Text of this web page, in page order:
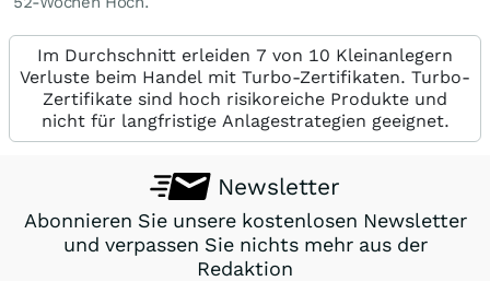
Im Durchschnitt erleiden 7 von 10 Kleinanlegern
Verluste beim Handel mit Turbo-Zertifikaten. Turbo-
Zertifikate sind hoch risikoreiche Produkte und
nicht für langfristige Anlagestrategien geeignet.
Newsletter
Abonnieren Sie unsere kostenlosen Newsletter
und verpassen Sie nichts mehr aus der
Redaktion